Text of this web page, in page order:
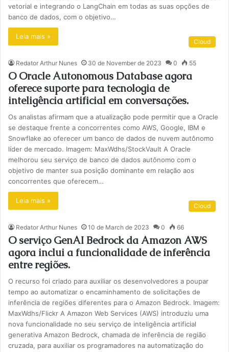
vetorial e integrando o LangChain em todas as suas opções de
banco de dados, com o objetivo…
Leia mais »
Cloud
Redator Arthur Nunes 30 de November de 2023 0 55
O Oracle Autonomous Database agora
oferece suporte para tecnologia de
inteligência artificial em conversações.
Os analistas afirmam que a atualização pode permitir que a Oracle
se destaque frente a concorrentes como AWS, Google, IBM e
Snowflake ao oferecer um banco de dados de nuvem autônomo
líder de mercado. Imagem: MaxWdhs/StockVault A Oracle
melhorou seu serviço de banco de dados autônomo com o
objetivo de manter sua posição dominante em relação aos
concorrentes que oferecem…
Leia mais »
Cloud
Redator Arthur Nunes 10 de March de 2023 0 66
O serviço GenAI Bedrock da Amazon AWS
agora inclui a funcionalidade de inferência
entre regiões.
O recurso foi criado para auxiliar os desenvolvedores a poupar
tempo ao automatizar o encaminhamento de solicitações de
inferência de regiões diferentes para o Amazon Bedrock. Imagem:
MaxWdhs/Flickr A Amazon Web Services (AWS) introduziu uma
nova funcionalidade no seu serviço de inteligência artificial
generativa Amazon Bedrock, chamada de inferência de região
cruzada, para auxiliar os programadores na automatização do